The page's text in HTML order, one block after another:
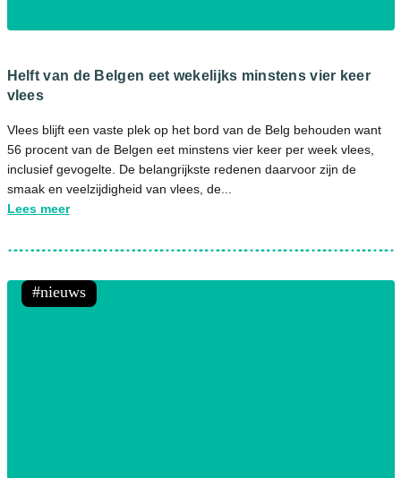
Helft van de Belgen eet wekelijks minstens vier keer
vlees
Vlees blijft een vaste plek op het bord van de Belg behouden want
56 procent van de Belgen eet minstens vier keer per week vlees,
inclusief gevogelte. De belangrijkste redenen daarvoor zijn de
smaak en veelzijdigheid van vlees, de...
Lees meer
nieuws